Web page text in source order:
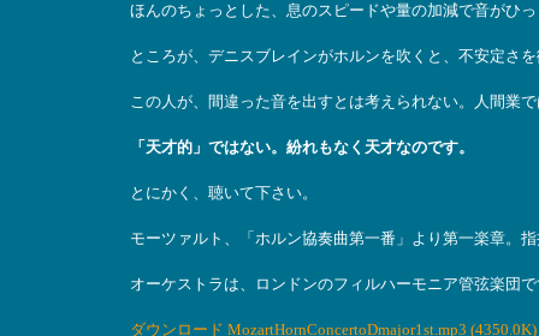
ほんのちょっとした、息のスピードや量の加減で音がひ
ところが、デニスブレインがホルンを吹くと、不安定さ
この人が、間違った音を出すとは考えられない。人間業
「天才的」ではない。紛れもなく天才なのです。
とにかく、聴いて下さい。
モーツァルト、「ホルン協奏曲第一番」より第一楽章。
オーケストラは、ロンドンのフィルハーモニア管弦楽団
ダウンロード MozartHornConcertoDmajor1st.mp3 (4350.0K)